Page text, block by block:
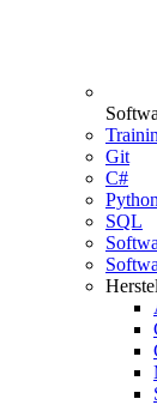
Git
C#
Python
SQL